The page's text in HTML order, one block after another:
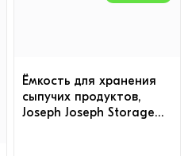
Ёмкость для хранения
сыпучих продуктов,
Joseph Joseph Storage™